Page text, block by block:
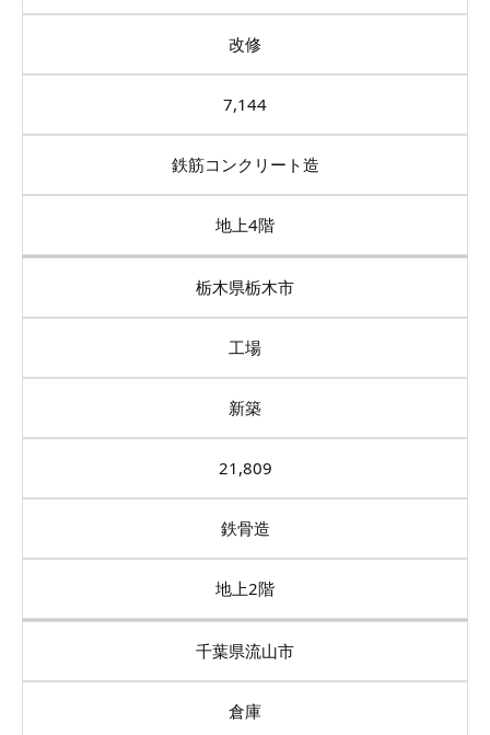
改修
7,144
鉄筋コンクリート造
地上4階
栃木県栃木市
工場
新築
21,809
鉄骨造
地上2階
千葉県流山市
倉庫